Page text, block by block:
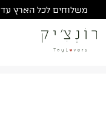
to
content
משלוחים לכל הארץ עד 5 ימי עסקים ! משלוח חינם מעל 400 ₪